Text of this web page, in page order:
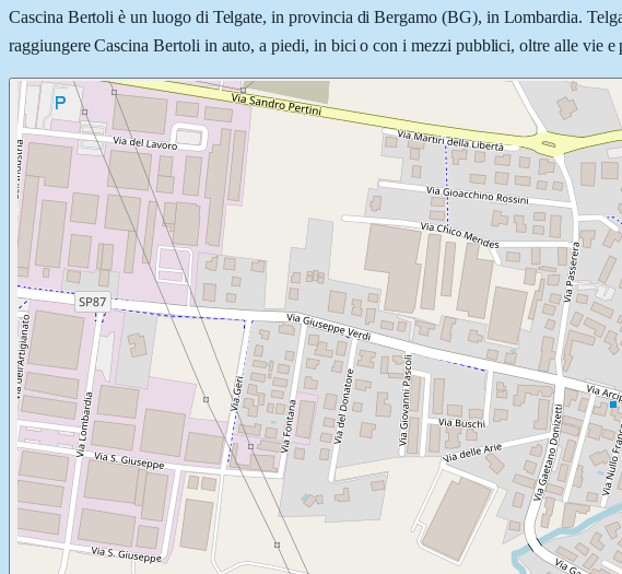
Cascina Bertoli è un luogo di Telgate, in provincia di Bergamo (BG), in Lombardia.
raggiungere Cascina Bertoli in auto, a piedi, in bici o con i mezzi pubblici, oltre alle vie e